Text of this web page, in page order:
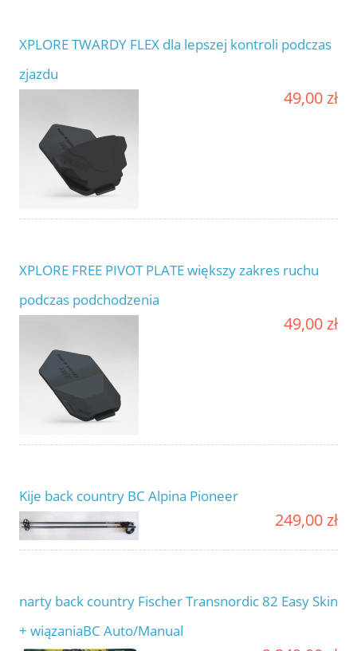
XPLORE TWARDY FLEX dla lepszej kontroli podczas
zjazdu
49,00 zł
XPLORE FREE PIVOT PLATE większy zakres ruchu
podczas podchodzenia
49,00 zł
Kije back country BC Alpina Pioneer
249,00 zł
narty back country Fischer Transnordic 82 Easy Skin
+ wiązaniaBC Auto/Manual